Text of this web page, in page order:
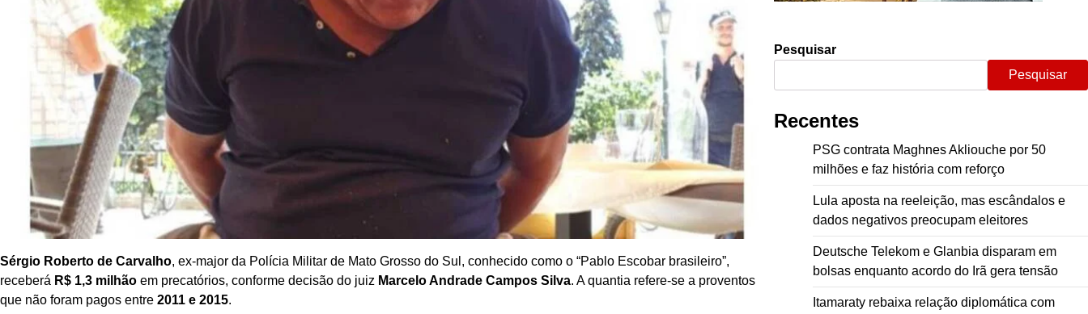
Sérgio Roberto de Carvalho, ex-major da Polícia Militar de Mato Grosso do Sul, conhecido como o “Pablo Escobar brasileiro”,
receberá R$ 1,3 milhão em precatórios, conforme decisão do juiz Marcelo Andrade Campos Silva. A quantia refere-se a proventos
que não foram pagos entre 2011 e 2015.
Pesquisar
Pesquisar
Recentes
PSG contrata Maghnes Akliouche por 50
milhões e faz história com reforço
Lula aposta na reeleição, mas escândalos e
dados negativos preocupam eleitores
Deutsche Telekom e Glanbia disparam em
bolsas enquanto acordo do Irã gera tensão
Itamaraty rebaixa relação diplomática com